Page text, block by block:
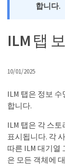
합니다.
ILM 탭
10/01/2025
ILM 탭은 정보
합니다.
ILM 탭은 각 스
표시됩니다. 각
따른 ILM 대기열
은 모든 객체에